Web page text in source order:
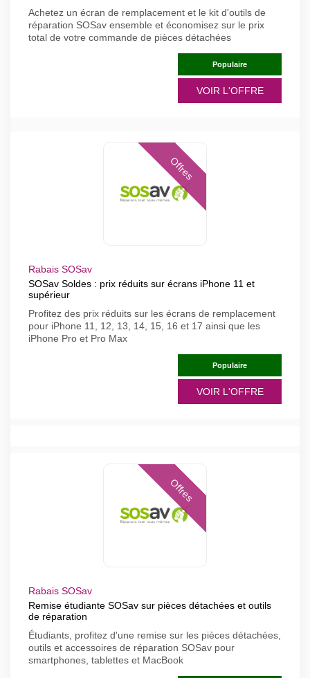
Achetez un écran de remplacement et le kit d'outils de
réparation SOSav ensemble et économisez sur le prix
total de votre commande de pièces détachées
Populaire
VOIR L'OFFRE
Offres
Rabais SOSav
SOSav Soldes : prix réduits sur écrans iPhone 11 et
supérieur
Profitez des prix réduits sur les écrans de remplacement
pour iPhone 11, 12, 13, 14, 15, 16 et 17 ainsi que les
iPhone Pro et Pro Max
Populaire
VOIR L'OFFRE
Offres
Rabais SOSav
Remise étudiante SOSav sur pièces détachées et outils
de réparation
Étudiants, profitez d'une remise sur les pièces détachées,
outils et accessoires de réparation SOSav pour
smartphones, tablettes et MacBook